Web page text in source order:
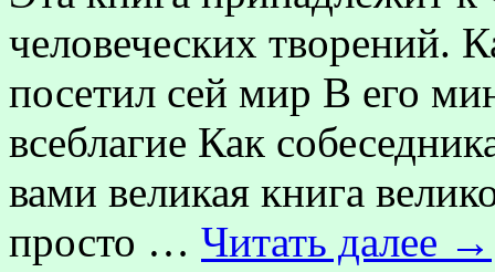
человеческих творений.
посетил сей мир В его
всеблагие Как
вами великая книга
просто … Читать далее →